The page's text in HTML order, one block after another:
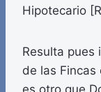
Hipotecario
Resulta pues
de las Fincas